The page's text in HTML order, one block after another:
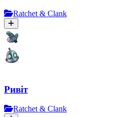
Ratchet & Clank
Ривіт
Ratchet & Clank